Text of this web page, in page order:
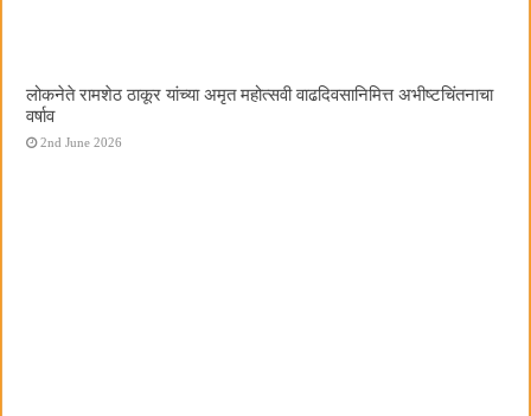
लोकनेते रामशेठ ठाकूर यांच्या अमृत महोत्सवी वाढदिवसानिमित्त अभीष्टचिंतनाचा
वर्षाव
2nd June 2026